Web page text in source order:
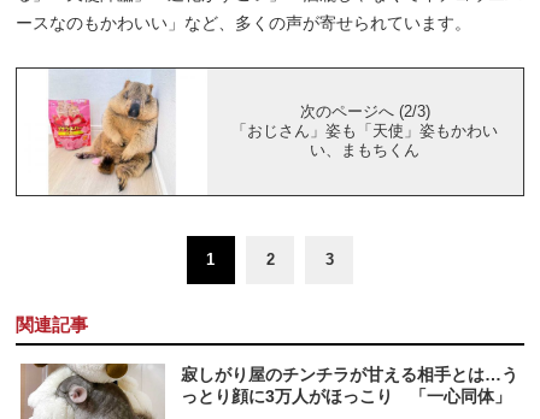
ースなのもかわいい」など、多くの声が寄せられています。
次のページへ (2/3)
「おじさん」姿も「天使」姿もかわい
い、まもちくん
1 2 3
関連記事
寂しがり屋のチンチラが甘える相手とは…う
っとり顔に3万人がほっこり 「一心同体」